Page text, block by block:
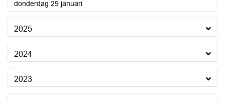
donderdag 29 januari2026
2025
2024
2023